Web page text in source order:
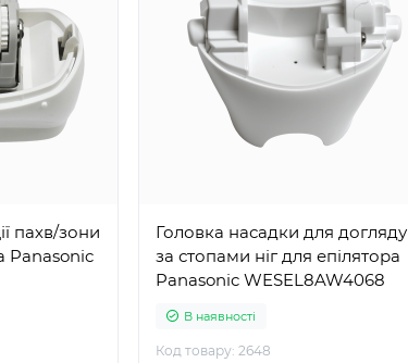
пахв/зони
Panasonic
Головка насадки для догляду
за стопами ніг для епілятора
Panasonic WESEL8AW4068
В наявності
Код товару: 2648